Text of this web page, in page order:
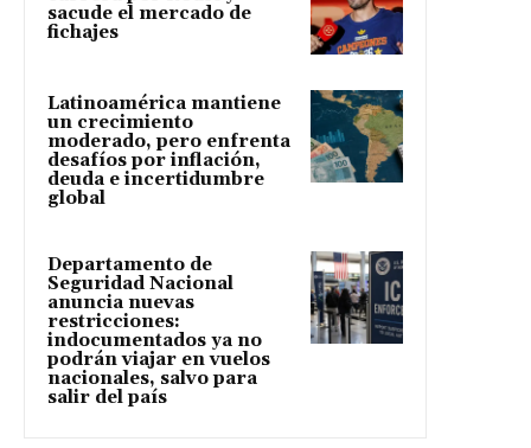
sacude el mercado de
fichajes
Latinoamérica mantiene
un crecimiento
moderado, pero enfrenta
desafíos por inflación,
deuda e incertidumbre
global
Departamento de
Seguridad Nacional
anuncia nuevas
restricciones:
indocumentados ya no
podrán viajar en vuelos
nacionales, salvo para
salir del país